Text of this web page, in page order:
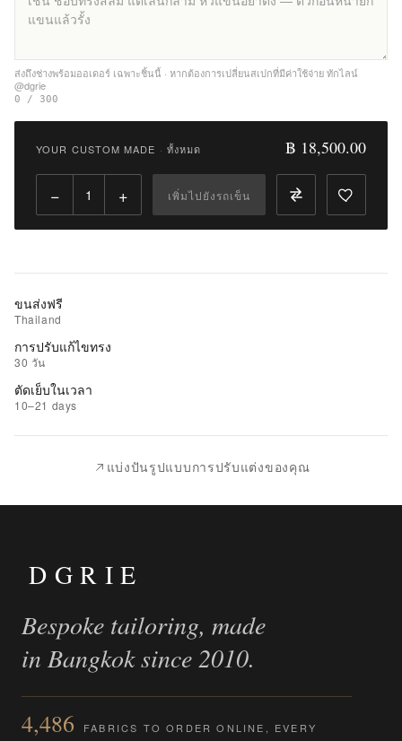
เข็น
รายการ
ที่
ชอบ
เปรียบ
ส่งถึงช่างพร้อมออเดอร์ เฉพาะชิ้นนี้ · หากต้องการเปลี่ยนสเปกที่มีค่าใช้จ่าย ทักไลน์
@dgrie
0 / 300
YOUR CUSTOM MADE · ทั้งหมด ฿ 18,500.00
− + เพิ่มไปยังรถเข็น
ขนส่งฟรี
Thailand
การปรับแก้ไขทรง
30 วัน
ตัดเย็บในเวลา
10–21 days
แบ่งปันรูปแบบการปรับแต่งของคุณ
DGRIE
Bespoke tailoring, made
in Bangkok since 2010.
4,486
FABRICS TO ORDER ONLINE, EVERY